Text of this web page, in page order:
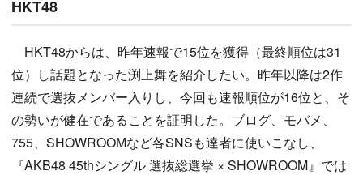
HKT48
HKT48からは、昨年速報で15位を獲得（最終順位は31
位）し話題となった渕上舞を紹介したい。昨年以降は2作
連続で選抜メンバー入りし、今回も速報順位が16位と、そ
の勢いが健在であることを証明した。ブログ、モバメ、
755、SHOWROOMなど各SNSも達者に使いこなし、
『AKB48 45thシングル 選抜総選挙 × SHOWROOM』では